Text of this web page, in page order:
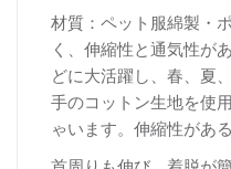
材質：ペット服綿製・
く、伸縮性と通気性が
どに大活躍し、春、夏
手のコットン生地を使
ゃいます。伸縮性があ